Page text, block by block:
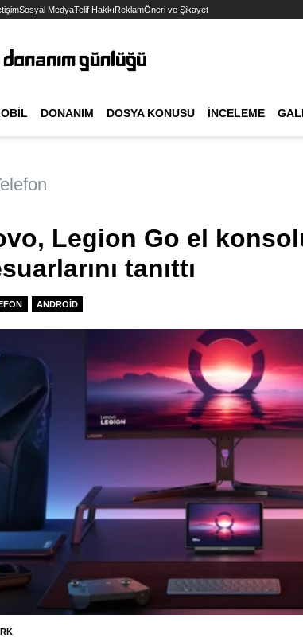
Sosyal MedyaTelif HakkıReklamÖneri ve Şikayet
DONANIM DOSYA KONUSU İNCELEME
Legion Go el
tanıttı
ANDROID